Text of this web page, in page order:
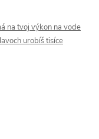
na tvoj výkon na vode
urobíš tisíce